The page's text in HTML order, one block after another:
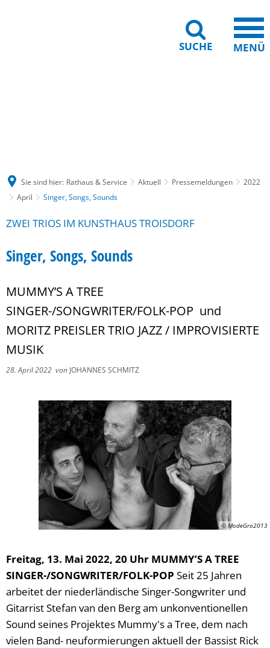
SUCHE MENÜ
Sie sind hier: Rathaus & Service Aktuell Pressemeldungen
2022
April
Singer, Songs, Sounds
ZWEI TRIOS IM KUNSTHAUS TROISDORF
Singer, Songs, Sounds
MUMMY’S A TREE
SINGER-/SONGWRITER/FOLK-POP und
MORITZ PREISLER TRIO JAZZ / IMPROVISIERTE
MUSIK
28. April 2022 von JOHANNES SCHMITZ
© ModeGro2013
Freitag, 13. Mai 2022, 20 Uhr MUMMY’S A TREE
SINGER-/SONGWRITER/FOLK-POP Seit 25 Jahren
arbeitet der niederländische Singer-Songwriter und
Gitarrist Stefan van den Berg am unkonventionellen
Sound seines Projektes Mummy's a Tree, dem nach
vielen Band- neuformierungen aktuell der Bassist Rick